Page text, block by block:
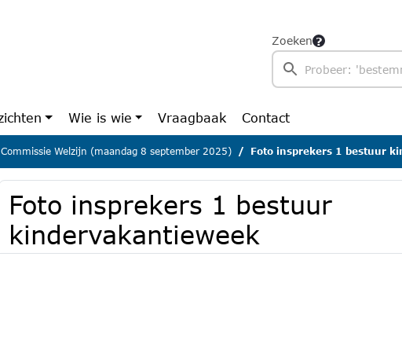
Zoeken
Wie is wie Vraagbaak Contact
Commissie Welzijn (maandag 8 september 2025) Foto insprekers 1 bestuur
Foto insprekers 1 bestuur
kindervakantieweek